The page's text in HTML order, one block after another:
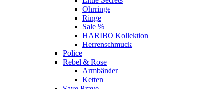
Ohrringe
Ringe
Sale %
HARIBO Kollektion
Herrenschmuck
Police
Rebel & Rose
Armbänder
Ketten